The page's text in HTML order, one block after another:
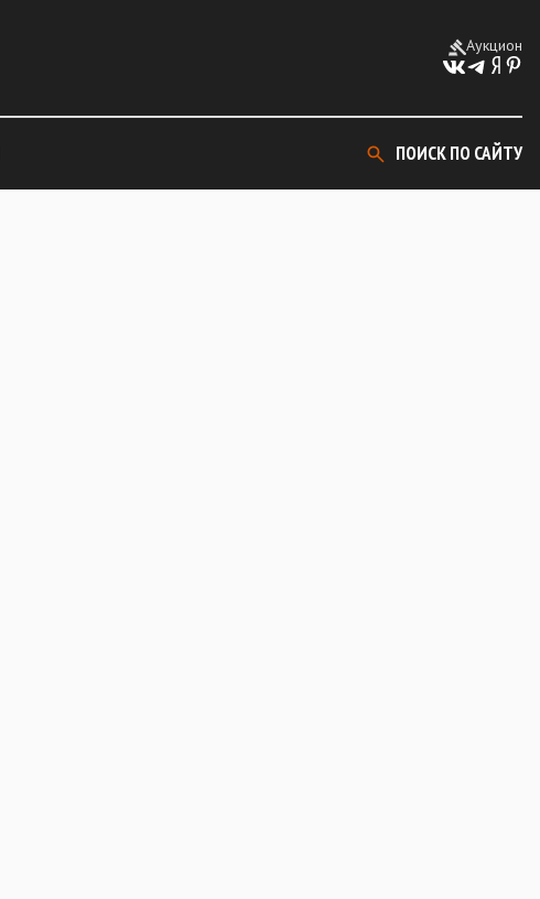
Аукцион
ПОИСК ПО САЙТУ